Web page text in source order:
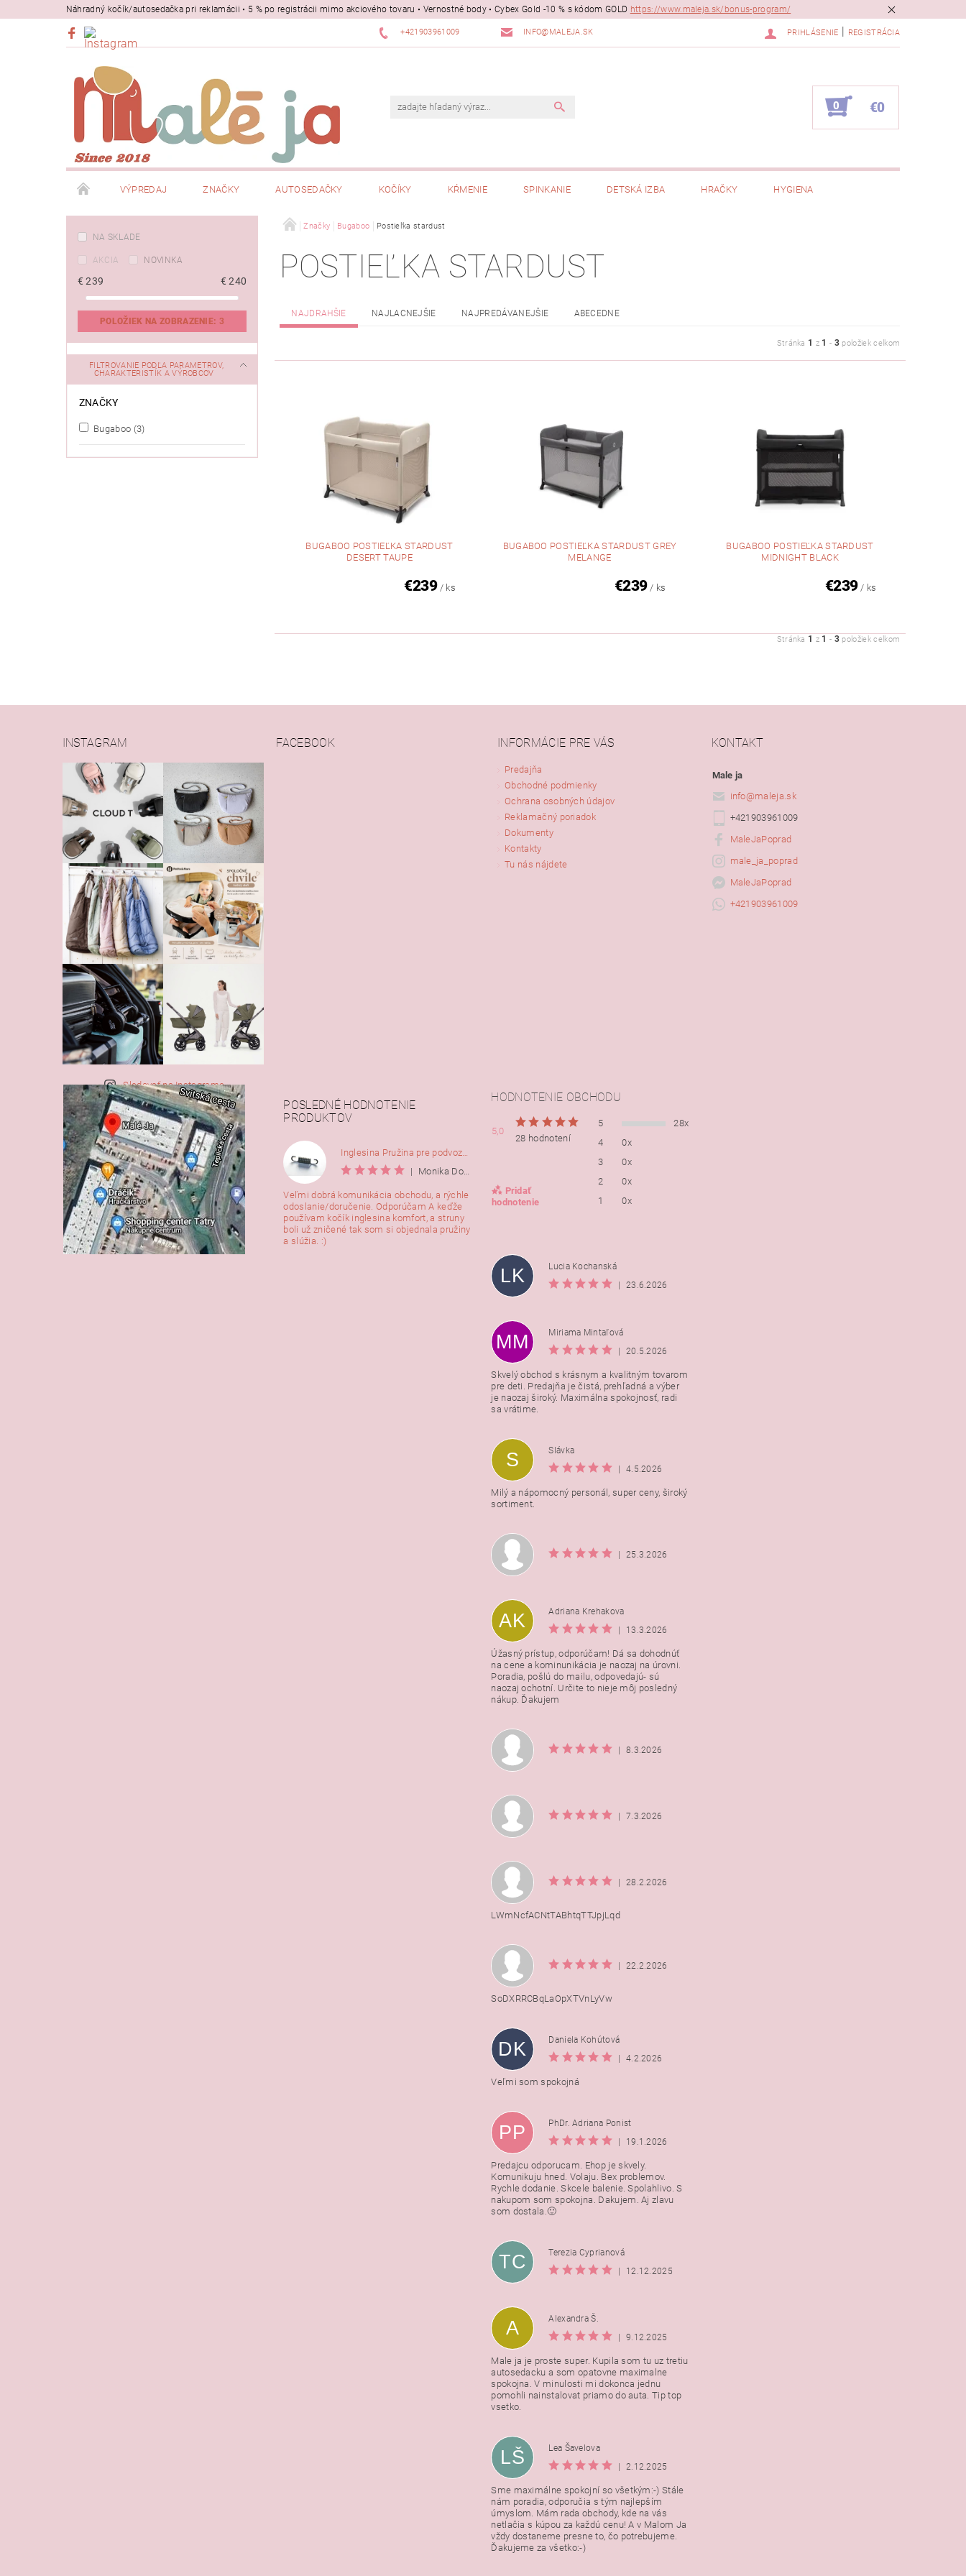
Náhradný kočík/autosedačka pri reklamácii • 5 % po registrácii mimo akciového tovaru • Vernostné body • Cybex Gold -10 % s kódom GOLD https://www.maleja.sk/bonus-program/
+421903961009 INFO@MALEJA.SK PRIHLÁSENIE REGISTRÁCIA
0 €0
VÝPREDAJ ZNAČKY AUTOSEDAČKY KOČÍKY KŔMENIE SPINKANIE DETSKÁ IZBA HRAČKY HYGIENA
NA SKLADE
AKCIA NOVINKA
€239 €240
POLOŽIEK NA ZOBRAZENIE: 3
FILTROVANIE PODĽA PARAMETROV,
CHARAKTERISTÍK A VÝROBCOV
ZNAČKY
Bugaboo (3)
Značky Bugaboo Postieľka stardust
POSTIEĽKA STARDUST
NAJDRAHŠIE NAJLACNEJŠIE NAJPREDÁVANEJŠIE ABECEDNE
Stránka 1 z 1 - 3 položiek celkom
BUGABOO POSTIEĽKA STARDUST
DESERT TAUPE
€239 / ks
BUGABOO POSTIEĽKA STARDUST GREY
MELANGE
€239 / ks
BUGABOO POSTIEĽKA STARDUST
MIDNIGHT BLACK
€239 / ks
Stránka 1 z 1 - 3 položiek celkom
INSTAGRAM
Sledovať na Instagrame
FACEBOOK INFORMÁCIE PRE VÁS
Predajňa
Obchodné podmienky
Ochrana osobných údajov
Reklamačný poriadok
Dokumenty
Kontakty
Tu nás nájdete
KONTAKT
Male ja
info@maleja.sk
+421903961009
MaleJaPoprad
male_ja_poprad
MaleJaPoprad
+421903961009
POSLEDNÉ HODNOTENIE
PRODUKTOV
|
Monika Dorušáková
Veľmi dobrá komunikácia obchodu, a rýchle
odoslanie/doručenie. Odporúčam A keďže
používam kočík inglesina komfort, a struny
boli už zničené tak som si objednala pružiny
a slúžia. :)
HODNOTENIE OBCHODU
5,0
28 hodnotení
Pridať
hodnotenie
5
28x
4
0x
3
0x
2
0x
1
0x
Vložením hodnotenie súhlasíte s
podmienkami ochrany osobných
LK
Lucia Kochanská
23.6.2026
MM
Miriama Mintaľová
20.5.2026
Skvelý obchod s krásnym a kvalitným tovarom
pre deti. Predajňa je čistá, prehľadná a výber
je naozaj široký. Maximálna spokojnosť, radi
sa vrátime.
S
Slávka
4.5.2026
Milý a nápomocný personál, super ceny, široký
sortiment.
25.3.2026
AK
Adriana Krehakova
13.3.2026
Úžasný prístup, odporúčam! Dá sa dohodnúť
na cene a kominunikácia je naozaj na úrovni.
Poradia, pošlú do mailu, odpovedajú- sú
naozaj ochotní. Určite to nieje môj posledný
nákup. Ďakujem
8.3.2026
7.3.2026
28.2.2026
LWmNcfACNtTABhtqTTJpjLqd
22.2.2026
SoDXRRCBqLaOpXTVnLyVw
DK
Daniela Kohútová
4.2.2026
Veľmi som spokojná
PP
PhDr. Adriana Ponist
19.1.2026
Predajcu odporucam. Ehop je skvely.
Komunikuju hned. Volaju. Bex problemov.
Rychle dodanie. Skcele balenie. Spolahlivo. S
nakupom som spokojna. Dakujem. Aj zlavu
som dostala.🙂
TC
Terezia Cyprianová
12.12.2025
A
Alexandra Š.
9.12.2025
Male ja je proste super. Kupila som tu uz tretiu
autosedacku a som opatovne maximalne
spokojna. V minulosti mi dokonca jednu
pomohli nainstalovat priamo do auta. Tip top
vsetko.
LŠ
Lea Šavelova
2.12.2025
Sme maximálne spokojní so všetkým:-) Stále
nám poradia, odporučia s tým najlepším
úmyslom. Mám rada obchody, kde na vás
netlačia s kúpou za každú cenu! A v Malom Ja
vždy dostaneme presne to, čo potrebujeme.
Ďakujeme za všetko:-)